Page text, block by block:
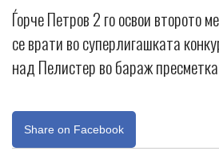
Ѓорче Петров 2 го освои второто
се врати во суперлигашката
над Пелистер во бараж
Share on Facebook